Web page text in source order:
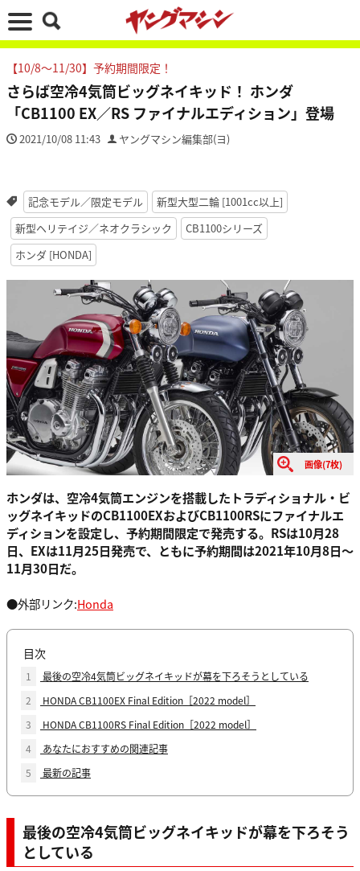
【10/8～11/30】予約期間限定！
さらば空冷4気筒ビッグネイキッド！ ホンダ
「CB1100 EX／RS ファイナルエディション」登場
2021/10/08 11:43 ヤングマシン編集部(ヨ)
記念モデル／限定モデル
新型大型二輪 [1001cc以上]
新型ヘリテイジ／ネオクラシック
CB1100シリーズ
ホンダ [HONDA]
画像(7枚)
ホンダは、空冷4気筒エンジンを搭載したトラディショナル・ビ
ッグネイキッドのCB1100EXおよびCB1100RSにファイナルエ
ディションを設定し、予約期間限定で発売する。RSは10月28
日、EXは11月25日発売で、ともに予約期間は2021年10月8日～
11月30日だ。
●外部リンク:Honda
目次
1
最後の空冷4気筒ビッグネイキッドが幕を下ろそうとしている
2
HONDA CB1100EX Final Edition［2022 model］
3
HONDA CB1100RS Final Edition［2022 model］
4
あなたにおすすめの関連記事
5
最新の記事
最後の空冷4気筒ビッグネイキッドが幕を下ろそう
としている